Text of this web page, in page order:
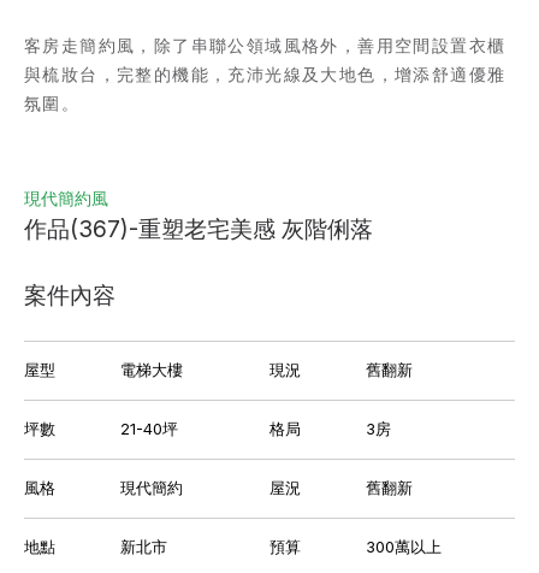
客房走簡約風，除了串聯公領域風格外，善用空間設置衣櫃
與梳妝台，完整的機能，充沛光線及大地色，增添舒適優雅
氛圍。
現代簡約風
作品(367)-重塑老宅美感 灰階俐落
案件內容
屋型 電梯大樓 現況 舊翻新
坪數 21-40坪 格局 3房
風格 現代簡約 屋況 舊翻新
地點 新北市 預算 300萬以上